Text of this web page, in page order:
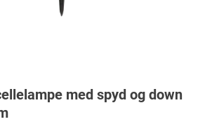
med spyd og down